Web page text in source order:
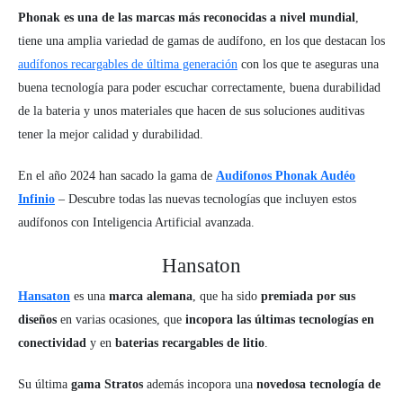
Phonak es una de las marcas más reconocidas a nivel mundial,
tiene una amplia variedad de gamas de audífono, en los que destacan los
audífonos recargables de última generación con los que te aseguras una
buena tecnología para poder escuchar correctamente, buena durabilidad
de la bateria y unos materiales que hacen de sus soluciones auditivas
tener la mejor calidad y durabilidad.
En el año 2024 han sacado la gama de Audifonos Phonak Audéo
Infinio – Descubre todas las nuevas tecnologías que incluyen estos
audífonos con Inteligencia Artificial avanzada.
Hansaton
Hansaton es una marca alemana, que ha sido premiada por sus
diseños en varias ocasiones, que incopora las últimas tecnologías en
conectividad y en baterias recargables de litio.
Su última gama Stratos además incopora una novedosa tecnología de